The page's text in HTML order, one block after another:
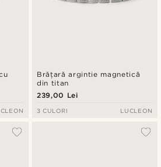
Brățară argintie magnetică
din titan
239,00 Lei
3 CULORI LUCLEON